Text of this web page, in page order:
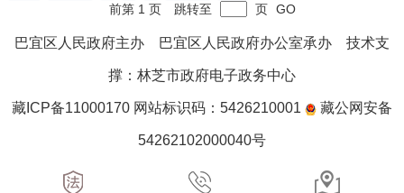
前第 1 页
跳转至 页 GO
巴宜区人民政府主办 巴宜区人民政府办公室承办 技术支
撑：林芝市政府电子政务中心
藏ICP备11000170 网站标识码：5426210001 藏公网安备
54262102000040号